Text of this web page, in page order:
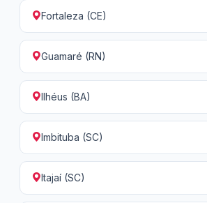
Fortaleza (CE)
Guamaré (RN)
Ilhéus (BA)
Imbituba (SC)
Itajaí (SC)